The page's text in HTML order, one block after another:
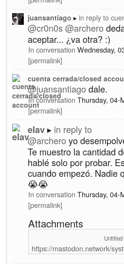
juansantiago in reply to
@cr0n0s@archero
aceptar... ¿va otra? :)
In conversation Wednesday,
permalink
cuenta cerrada/closed
@juansantiagodale.
In conversation Thursday, 04-
permalink
elav
in reply to
@archeroyo
Te muestro la cantidad
hablé solo por probar.
cuando empezó. Nadie
😭😭
In conversation Thursday, 04-
permalink
Attachments
https://mastodon.network/